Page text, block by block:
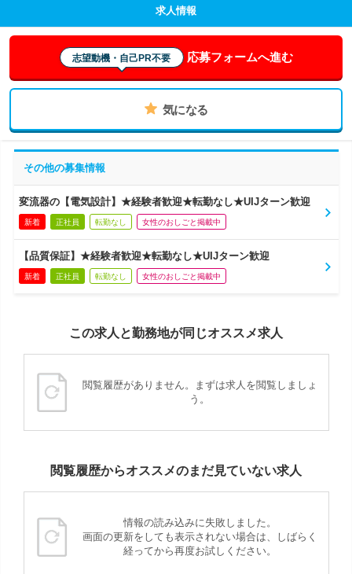
求人情報
志望動機・自己PR不要 応募フォームへ進む
気になる
その他の募集情報
変流器の【電気設計】★経験者歓迎★転勤なし★UIJターン歓迎
新着 正社員 転勤なし 女性のおしごと掲載中
【品質保証】★経験者歓迎★転勤なし★UIJターン歓迎
新着 正社員 転勤なし 女性のおしごと掲載中
この求人と勤務地が同じオススメ求人
閲覧履歴がありません。まずは求人を閲覧しましょ
う。
閲覧履歴からオススメのまだ見ていない求人
情報の読み込みに失敗しました。
画面の更新をしても表示されない場合は、しばらく
経ってから再度お試しください。